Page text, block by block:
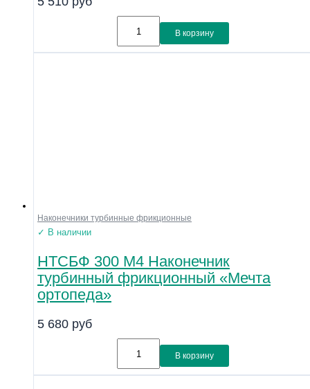
В корзину
Наконечники турбинные фрикционные
✓ В наличии
НТСБФ 300 М4 Наконечник
турбинный фрикционный «Мечта
ортопеда»
5 680 руб
В корзину